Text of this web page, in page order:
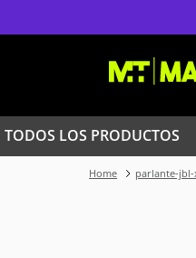
TODOS LOS PRODUCTOS
parlante-
Iphone